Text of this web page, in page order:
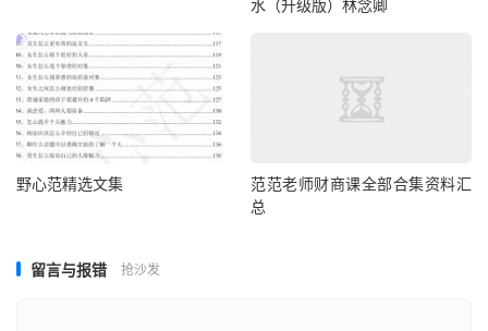
水（升级版）林念卿
野心范精选文集
范范老师财商课全部合集资料汇
总
留言与报错 抢沙发